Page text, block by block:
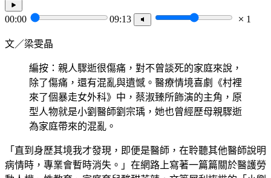
00:00 09:13 1
文／梁雯晶
編按：親人驟逝很傷痛，對不曾談死的家庭來說，
除了傷痛，還有混亂與遺憾。醫療情境喜劇《村裡
來了個暴走女外科》中，蔡淑臻所飾演的主角，原
型人物就是小劉醫師劉宗瑀，她也曾經歷母親驟逝
為家庭帶來的混亂。
「直到身歷其境我才發現，即便是醫師，在聆聽其他醫師說明
病情時，專業會暫時消失。」在網路上寫著一篇篇關於醫護勞